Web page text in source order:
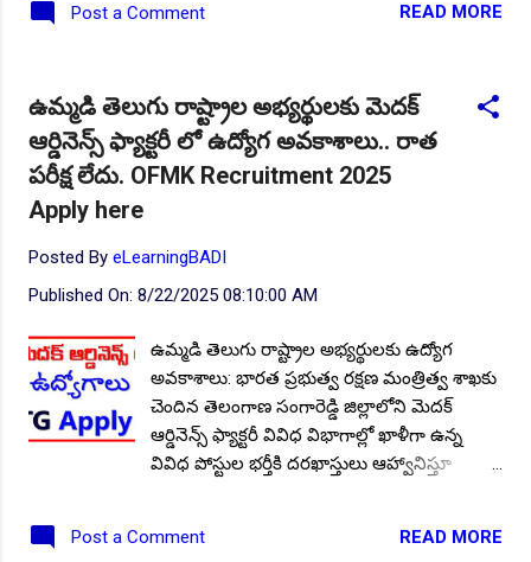
మీకోసమే ఇక్కడ. చివరి తేదీ :: 21.11.2025 .
పోస్టుల వివరాలు : మొత్తం పోస్టుల సంఖ్య:: 17.
పోస్టుల వారీగా ఖాళీల వివరాల కోసం.. నోటిఫికేషన్
1 :: చదవండి/ డౌన్లోడ్ చేయండి . నోటిఫికేషన్ 2 ::
నుండి పోస్టులను అనుసరించి అభ్యర్థులు
జనరల్) డిగ్రీ అర్హత కలిగి ఉండాలి. సంబంధిత
విభాగంలో అనుభవం అవసరం. అనుభవం ఉన్న
అభ్యర్థులకు ప్రాధాన్యత ఉంటుంది. వయో పరిమితి
: దరఖాస్తు చివరి తేదీ నాటికి 45 సంవత్సరాలకు
మించకుండా ఉండాలి. రిజర్వేషన్ వర్గాల
అభ్యర్థులకు సడలింపు ఉ...
Post a Comment READ MORE
ఉమ్మడి తెలుగు రాష్ట్రాల అభ్యర్థులకు మెదక్
ఆర్డినెన్స్ ఫ్యాక్టరీ లో ఉద్యోగ అవకాశాలు.. రాత
పరీక్ష లేదు. OFMK Recruitment 2025
Apply here
Posted By eLearningBADI
Published On: 8/22/2025 08:10:00 AM
ఉమ్మడి తెలుగు రాష్ట్రాల అభ్యర్థులకు ఉద్యోగ
అవకాశాలు: భారత ప్రభుత్వ రక్షణ మంత్రిత్వ శాఖకు
చెందిన తెలంగాణ సంగారెడ్డి జిల్లాలోని మెదక్
ఆర్డినెన్స్ ఫ్యాక్టరీ వివిధ విభాగాల్లో ఖాళీగా ఉన్న
వివిధ పోస్టుల భర్తీకి దరఖాస్తులు ఆహ్వానిస్తూ
చేసీ అభ్యర్థులను ఎంపిక చేస్తారు. నోటిఫికేషన్ పూర్తి
Post a Comment READ MORE